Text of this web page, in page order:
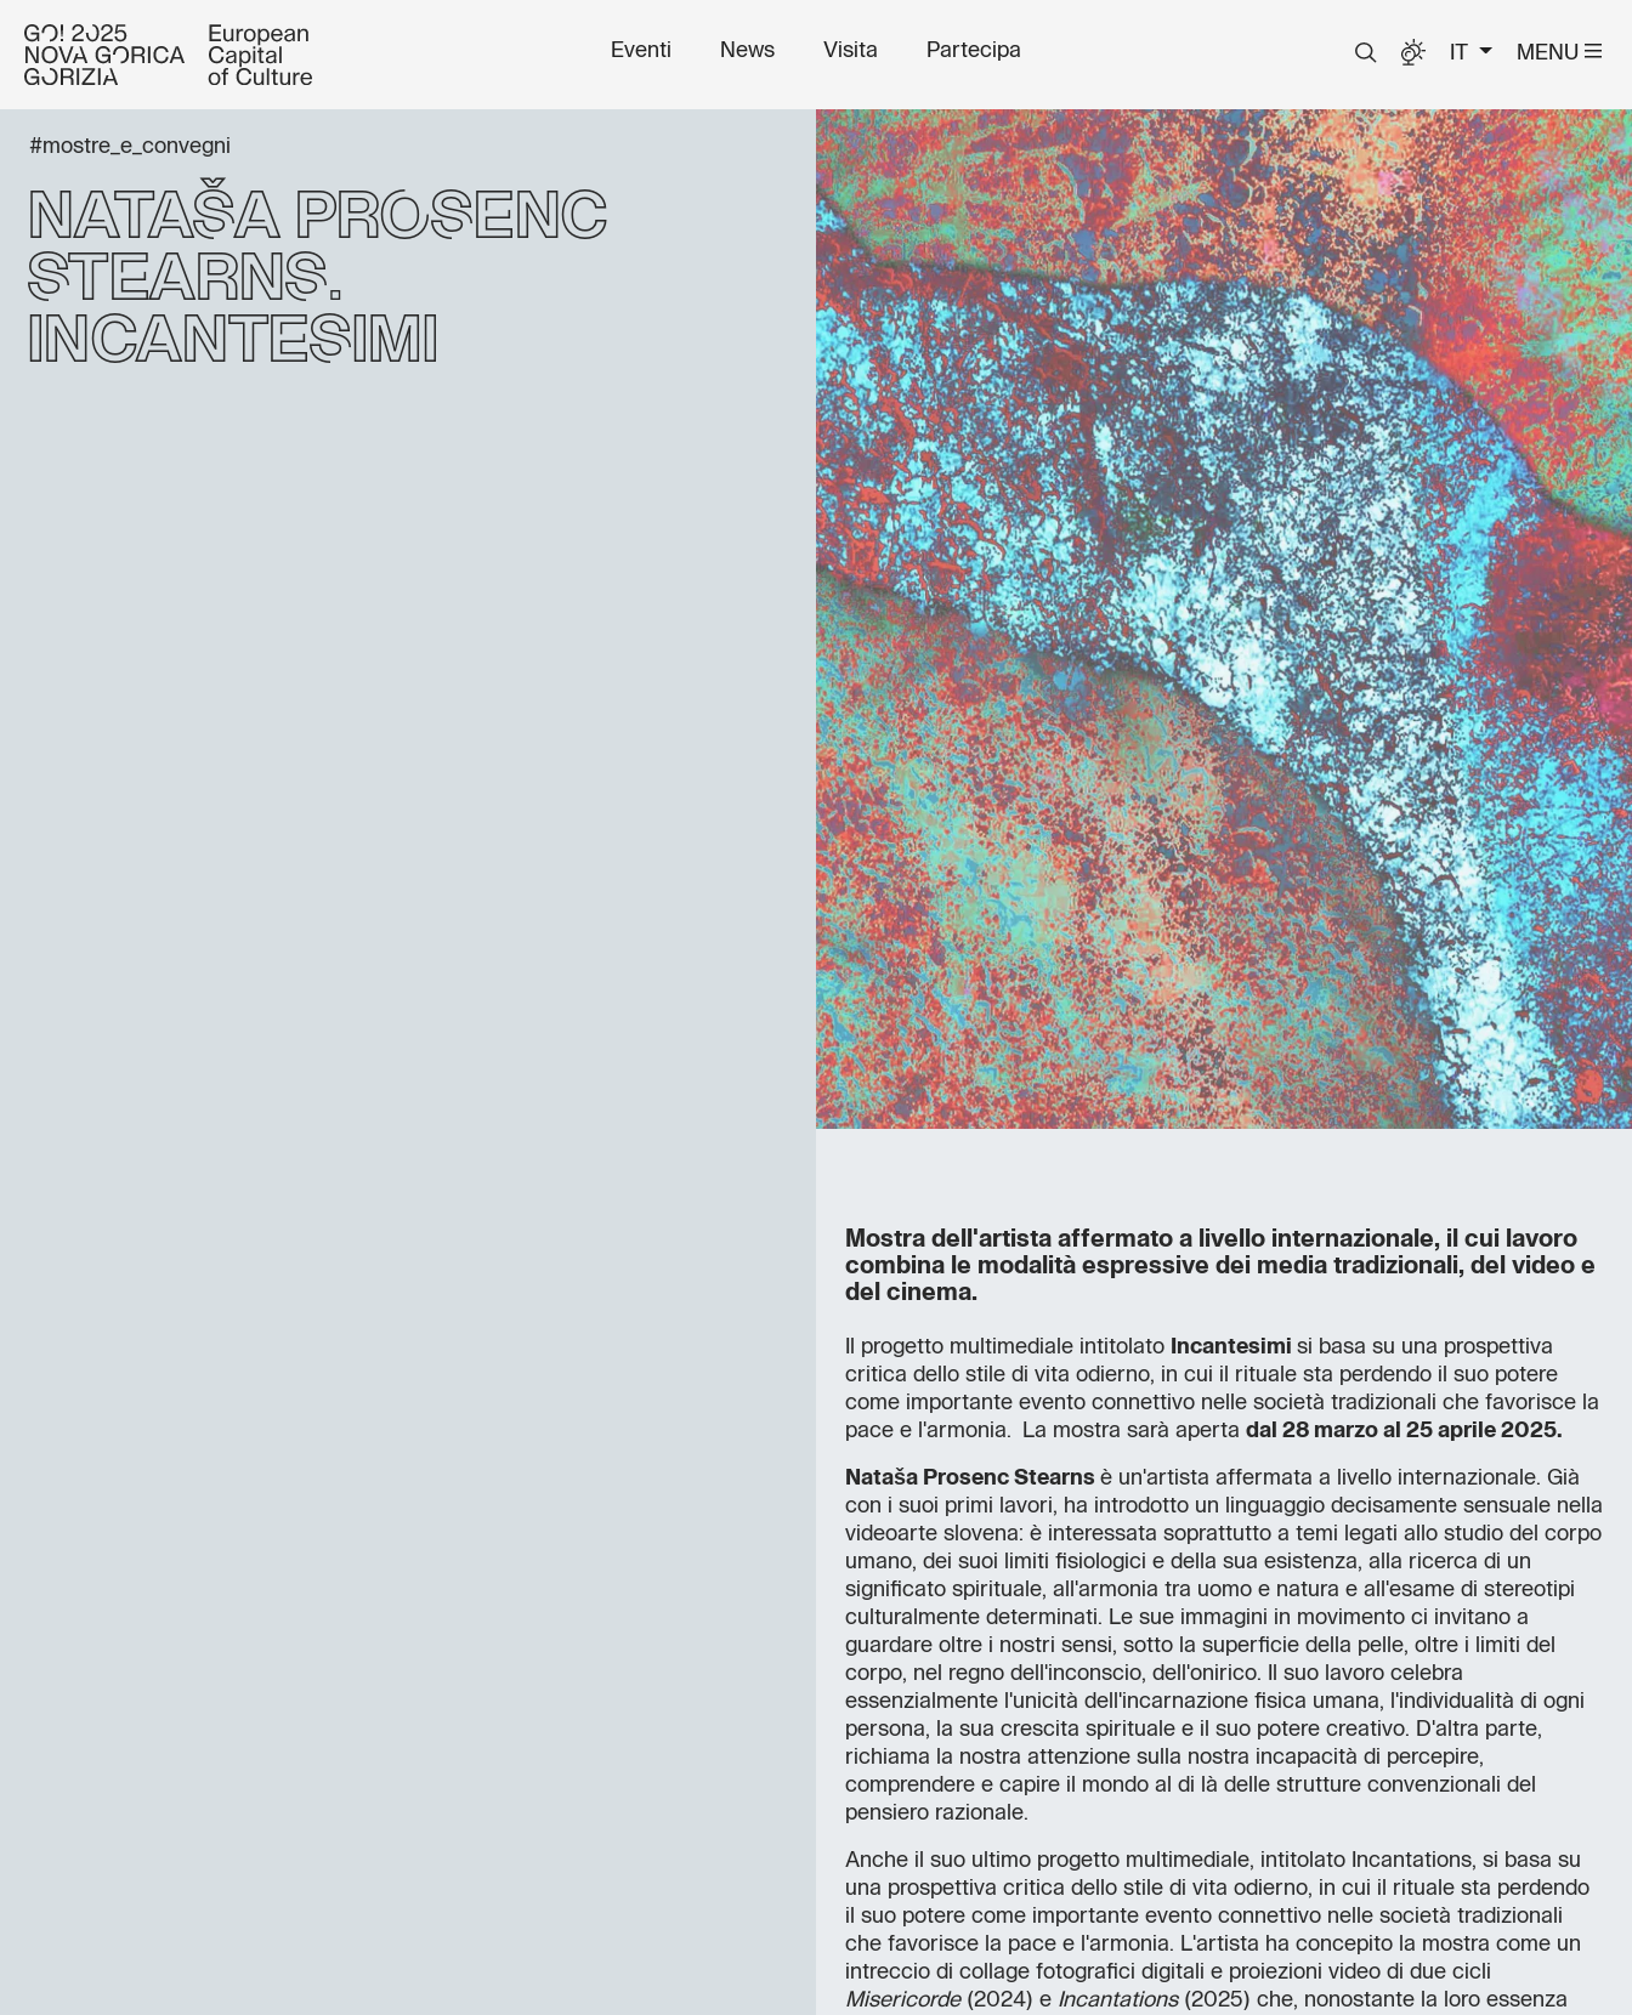
Eventi News Visita Partecipa IT MENU
#mostre_e_convegni
Nataša Prosenc
Stearns:
Incantesimi
Mostra dell'artista affermato a livello internazionale, il cui lavoro
combina le modalità espressive dei media tradizionali, del video e
del cinema.
Il progetto multimediale intitolato Incantesimi si basa su una prospettiva
critica dello stile di vita odierno, in cui il rituale sta perdendo il suo potere
come importante evento connettivo nelle società tradizionali che favorisce la
pace e l'armonia. La mostra sarà aperta dal 28 marzo al 25 aprile 2025.
Nataša Prosenc Stearns è un'artista affermata a livello internazionale. Già
con i suoi primi lavori, ha introdotto un linguaggio decisamente sensuale nella
videoarte slovena: è interessata soprattutto a temi legati allo studio del corpo
umano, dei suoi limiti fisiologici e della sua esistenza, alla ricerca di un
significato spirituale, all'armonia tra uomo e natura e all'esame di stereotipi
culturalmente determinati. Le sue immagini in movimento ci invitano a
guardare oltre i nostri sensi, sotto la superficie della pelle, oltre i limiti del
corpo, nel regno dell'inconscio, dell'onirico. Il suo lavoro celebra
essenzialmente l'unicità dell'incarnazione fisica umana, l'individualità di ogni
persona, la sua crescita spirituale e il suo potere creativo. D'altra parte,
richiama la nostra attenzione sulla nostra incapacità di percepire,
comprendere e capire il mondo al di là delle strutture convenzionali del
pensiero razionale.
Anche il suo ultimo progetto multimediale, intitolato Incantations, si basa su
una prospettiva critica dello stile di vita odierno, in cui il rituale sta perdendo
il suo potere come importante evento connettivo nelle società tradizionali
che favorisce la pace e l'armonia. L'artista ha concepito la mostra come un
intreccio di collage fotografici digitali e proiezioni video di due cicli
Misericorde (2024) e Incantations (2025) che, nonostante la loro essenza